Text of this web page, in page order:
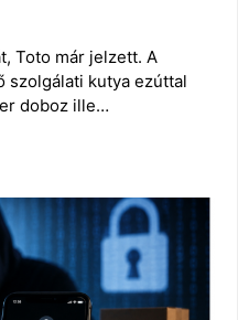
Toto már jelzett. A
szolgálati kutya ezúttal
doboz ille…